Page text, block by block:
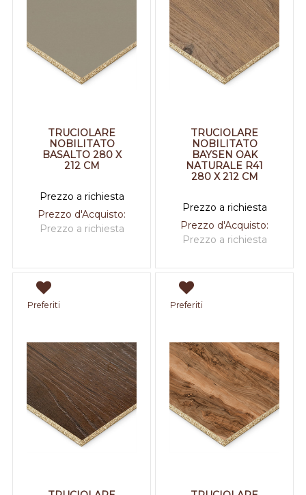
TRUCIOLARE
NOBILITATO
BASALTO 280 X
212 CM
Prezzo a richiesta
Prezzo d'Acquisto:
Prezzo a richiesta
TRUCIOLARE
NOBILITATO
BAYSEN OAK
NATURALE R41
280 X 212 CM
Prezzo a richiesta
Prezzo d'Acquisto:
Prezzo a richiesta
Preferiti Preferiti